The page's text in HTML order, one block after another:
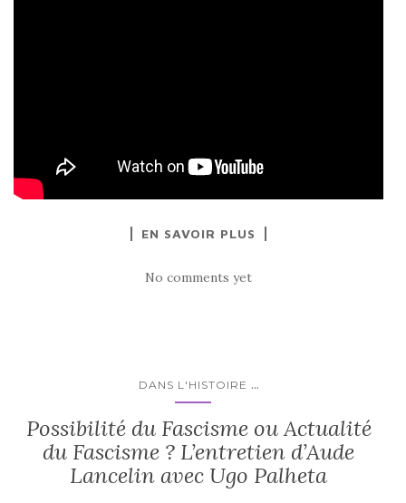
EN SAVOIR PLUS
No comments yet
DANS L'HISTOIRE ...
Possibilité du Fascisme ou Actualité
du Fascisme ? L’entretien d’Aude
Lancelin avec Ugo Palheta